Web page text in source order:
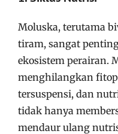
Moluska, terutama
tiram, sangat
ekosistem perairan.
menghilangkan
tersuspensi, dan
tidak hanya
mendaur ulang